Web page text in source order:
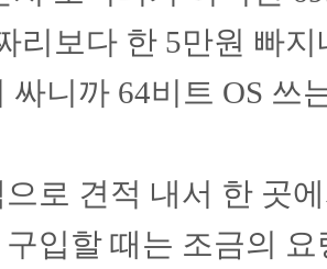
리보다 한 5만원 빠지
싸니까 64비트 OS 쓰
로 견적 내서 한 곳
입할 때는 조금의